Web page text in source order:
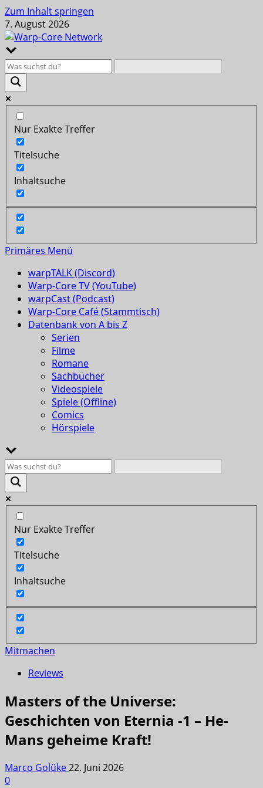
Zum Inhalt springen
7. August 2026
Nur Exakte Treffer
Titelsuche
Inhaltsuche
Primäres Menü
warpTALK (Discord)
Warp-Core TV (YouTube)
warpCast (Podcast)
Warp-Core Café (Stammtisch)
Datenbank von A bis Z
Serien
Filme
Romane
Sachbücher
Videospiele
Spiele (Offline)
Comics
Hörspiele
Nur Exakte Treffer
Titelsuche
Inhaltsuche
Mitmachen
Reviews
Masters of the Universe:
Geschichten von Eternia -1 – He-
Mans geheime Kraft!
Marco Golüke22. Juni 2026
0